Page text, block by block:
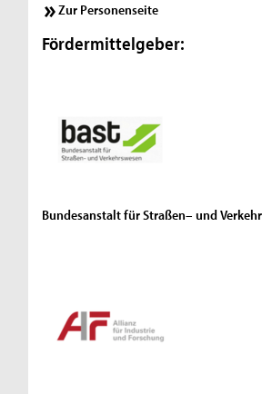
Zur Personenseite
Fördermittelgeber:
Bundesanstalt für Straßen– und